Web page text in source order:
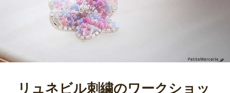
リュネビル刺繍のワークショッ